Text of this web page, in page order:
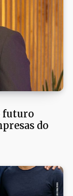
futuro
do